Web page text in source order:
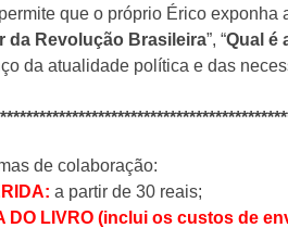
que o próprio Érico
da Revolução Brasileira”, “Qual é
da atualidade política e das
de colaboração:
a partir de 30 reais;
DO LIVRO (inclui os custos de